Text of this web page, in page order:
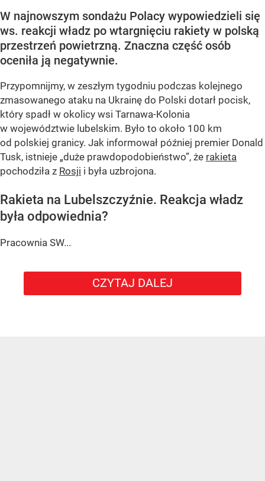
W najnowszym sondażu Polacy wypowiedzieli się
ws. reakcji władz po wtargnięciu rakiety w polską
przestrzeń powietrzną. Znaczna część osób
oceniła ją negatywnie.
Przypomnijmy, w zeszłym tygodniu podczas kolejnego
zmasowanego ataku na Ukrainę do Polski dotarł pocisk,
który spadł w okolicy wsi Tarnawa-Kolonia
w województwie lubelskim. Było to około 100 km
od polskiej granicy. Jak informował później premier Donald
Tusk, istnieje „duże prawdopodobieństwo”, że rakieta
pochodziła z Rosji i była uzbrojona.
Rakieta na Lubelszczyźnie. Reakcja władz
była odpowiednia?
Pracownia SW...
CZYTAJ DALEJ